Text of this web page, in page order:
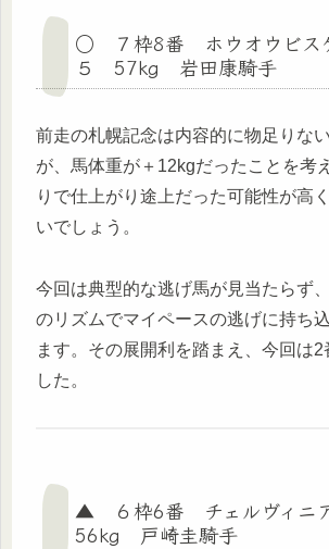
○ ７枠8番 ホウオウビス
５ 57kg 岩田康騎手
前走の札幌記念は内容的に物足りな
が、馬体重が＋12kgだったことを考
りで仕上がり途上だった可能性が高
いでしょう。
今回は典型的な逃げ馬が見当たらず
のリズムでマイペースの逃げに持ち
ます。その展開利を踏まえ、今回は2
した。
▲ ６枠6番 チェルヴィ
56kg 戸崎圭騎手